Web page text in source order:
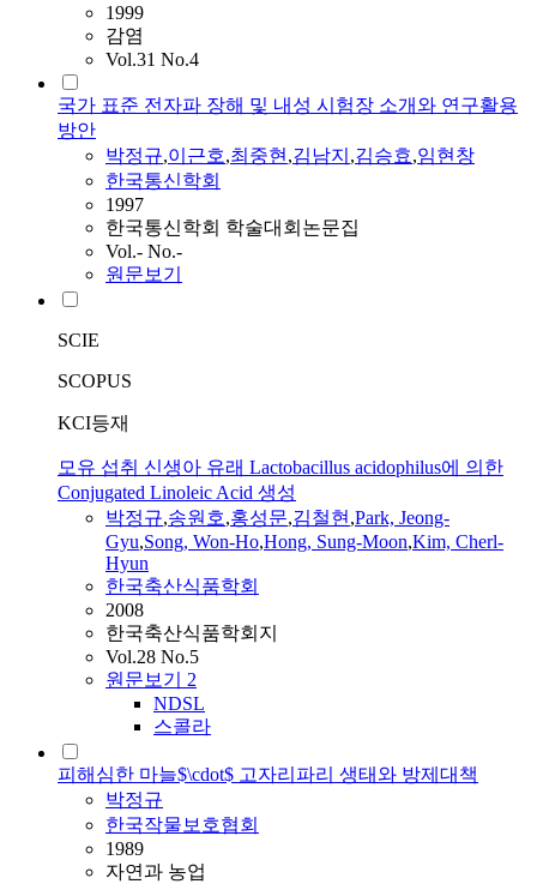
1999
감염
Vol.31 No.4
국가 표준 전자파 장해 및 내성 시험장 소개와 연구활용
방안
박정규,이근호,최중현,김남지 ,김승효,임현창
한국통신학회
1997
한국통신학회 학술대회논문집
Vol.- No.-
원문보기
SCIE
SCOPUS
KCI등재
모유 섭취 신생아 유래 Lactobacillus acidophilus에 의한
Conjugated Linoleic Acid 생성
박정규,송원호,홍성문,김철현,Park, Jeong-
Gyu,Song, Won-Ho,Hong, Sung-Moon,Kim, Cherl-
Hyun
한국축산식품학회
2008
한국축산식품학회지
Vol.28 No.5
원문보기 2
NDSL
스콜라
피해심한 마늘$\cdot$ 고자리파리 생태와 방제대책
박정규
한국작물보호협회
1989
자연과 농업